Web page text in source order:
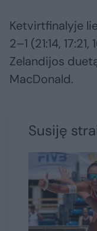
Ketvirtfinalyje
2–1 (21:14,
Zelandijos
MacDonald.
Susiję